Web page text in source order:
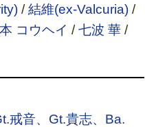
/結維(ex-Valcuria)/
コウヘイ /七波 華/
戒音、Gt.貴志、Ba.